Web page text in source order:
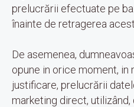
prelucrării efectuate pe
înainte de retragerea
De asemenea,
opune in orice moment,
justificare, prelucrării
marketing direct,